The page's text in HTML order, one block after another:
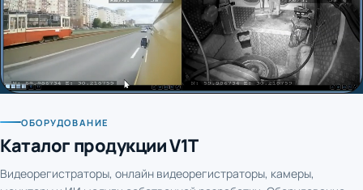
Каталог продукции V1T
мониторы и ИИ модули собственной разработки. Оборудование